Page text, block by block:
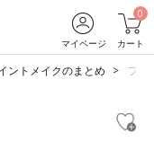
マイページ
0
カート
ントメイクのまとめ フェ